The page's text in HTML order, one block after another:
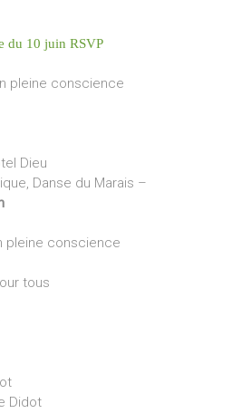
du 10 juin RSVP
pleine conscience
Dieu
Danse du Marais –
pleine conscience
tous
Didot